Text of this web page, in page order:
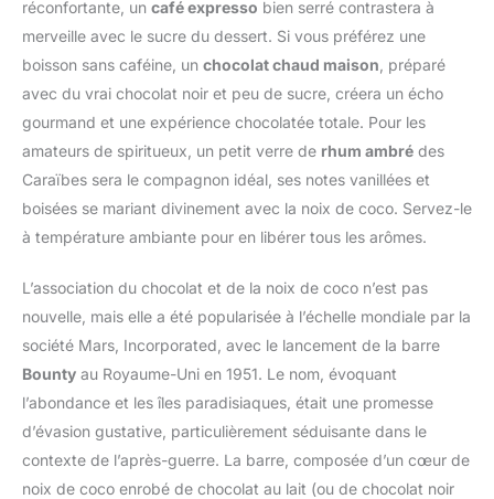
réconfortante, un café expresso bien serré contrastera à
merveille avec le sucre du dessert. Si vous préférez une
boisson sans caféine, un chocolat chaud maison , préparé
avec du vrai chocolat noir et peu de sucre, créera un écho
gourmand et une expérience chocolatée totale. Pour les
amateurs de spiritueux, un petit verre de rhum ambré des
Caraïbes sera le compagnon idéal, ses notes vanillées et
boisées se mariant divinement avec la noix de coco. Servez-le
à température ambiante pour en libérer tous les arômes.
L’association du chocolat et de la noix de coco n’est pas
nouvelle, mais elle a été popularisée à l’échelle mondiale par la
société Mars, Incorporated, avec le lancement de la barre
Bounty au Royaume-Uni en 1951. Le nom, évoquant
l’abondance et les îles paradisiaques, était une promesse
d’évasion gustative, particulièrement séduisante dans le
contexte de l’après-guerre. La barre, composée d’un cœur de
noix de coco enrobé de chocolat au lait (ou de chocolat noir